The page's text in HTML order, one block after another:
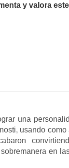
y valora
una
usando
en